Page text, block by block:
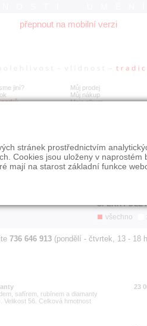
přepnout na mobilní verzi
jiní?
Můj prodej
Můj nákup
Moje album
NABÍDKY
všechno
jen poslední den
ŘAZENÍ
nejnovější
podle cen
ŠPERKY DLE
všechno
736 646 913 (pondělí - čtvrtek, 13 - 18
safírem, rubínem a diamanty
Velikost 56. Celková hmotnost
23
stránek prostřednictvím
Cookies jsou uloženy v
mají na starost základní funkce